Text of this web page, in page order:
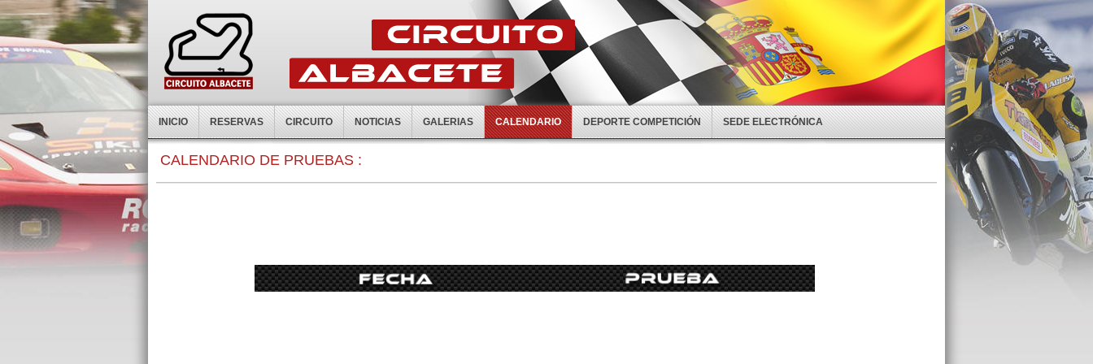
INICIO RESERVAS CIRCUITO NOTICIAS GALERIAS CALENDARIO DEPORTE COMPETICIÓN SEDE ELECTRÓNICA
CALENDARIO DE PRUEBAS :